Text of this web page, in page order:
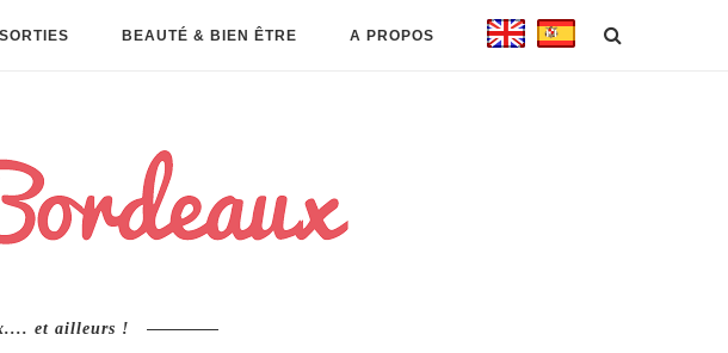
SORTIES BEAUTÉ & BIEN ÊTRE A PROPOS
et ailleurs !